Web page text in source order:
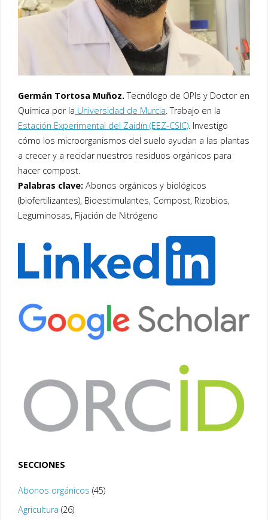
Germán Tortosa Muñoz.Tecnólogo de OPIs y Doctor en
Química por la Universidad de Murcia. Trabajo en la
Estación Experimental del Zaidín (EEZ-CSIC). Investigo
cómo los microorganismos del suelo ayudan a las plantas
a crecer y a reciclar nuestros residuos orgánicos para
hacer compost.
Palabras clave:Abonos orgánicos y biológicos
(biofertilizantes), Bioestimulantes, Compost, Rizobios,
Leguminosas, Fijación de Nitrógeno
SECCIONES
Abonos orgánicos (45)
Agricultura (26)